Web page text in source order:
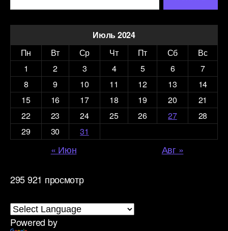
Июль 2024
Пн
Вт Ср Чт Пт Сб
Вс
1
2 3 4 5 6
7
8
9 10 11 12 13
14
15
16 17 18 19 20
21
22
23 24 25 26 27
28
29
30 31
« Июн Авг »
295 921 просмотр
Powered by